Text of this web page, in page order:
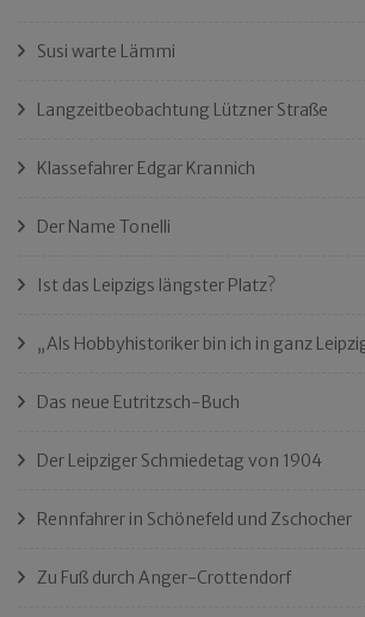
Susi warte Lämmi
Langzeitbeobachtung Lützner Straße
Klassefahrer Edgar Krannich
Der Name Tonelli
Ist das Leipzigs längster Platz?
„Als Hobbyhistoriker bin ich in ganz
Das neue Eutritzsch-Buch
Der Leipziger Schmiedetag von 1904
Rennfahrer in Schönefeld und Zschocher
Zu Fuß durch Anger-Crottendorf